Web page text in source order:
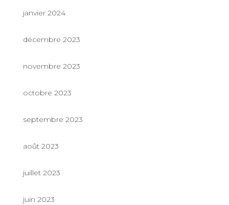
janvier 2024
décembre 2023
novembre 2023
octobre 2023
septembre 2023
août 2023
juillet 2023
juin 2023